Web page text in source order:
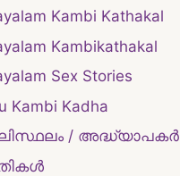
Kambi Kathakal
Kambikathakal
Sex Stories
Kambi Kadha
/ അദ്ധ്യാപകർ